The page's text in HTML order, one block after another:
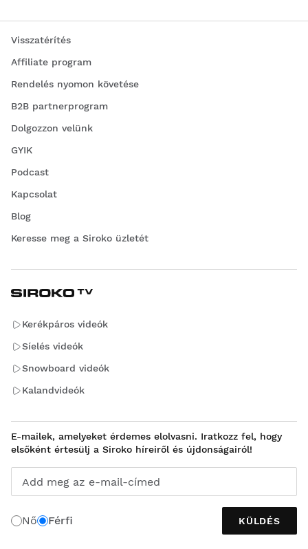
Visszatérítés
Affiliate program
Rendelés nyomon követése
B2B partnerprogram
Dolgozzon velünk
GYIK
Podcast
Kapcsolat
Blog
Keresse meg a Siroko üzletét
Kerékpáros videók
Síelés videók
Snowboard videók
Kalandvideók
E-mailek, amelyeket érdemes elolvasni. Iratkozz fel, hogy
elsőként értesülj a Siroko híreiről és újdonságairól!
Add meg az e-mail-címed
Nő Férfi KÜLDÉS